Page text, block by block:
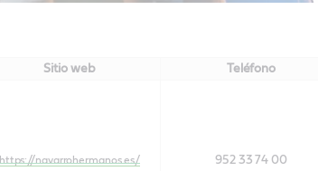
Sitio web Teléfono
https://navarrohermanos.es/ 952 33 74 00